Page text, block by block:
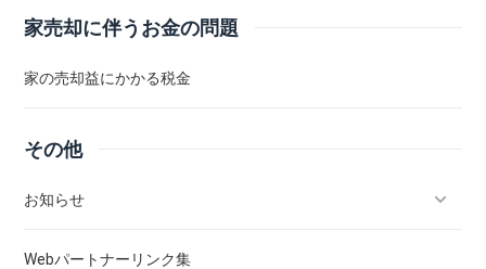
家売却に伴うお金の問題
家の売却益にかかる税金
その他
お知らせ
「みんなの生活水道修理センター」に掲載されました
Webパートナーリンク集